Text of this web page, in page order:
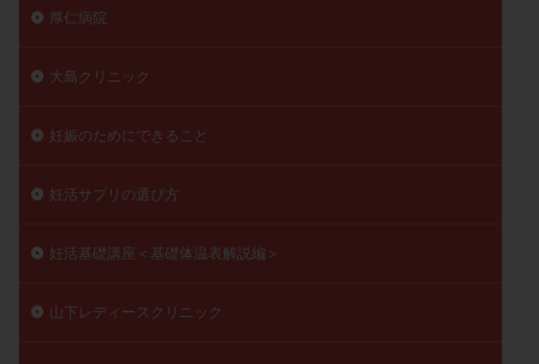
厚仁病院
大島クリニック
妊娠のためにできること
妊活サプリの選び方
妊活基礎講座＜基礎体温表解説編＞
山下レディースクリニック